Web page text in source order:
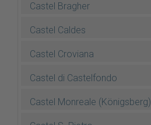
Castel Bragher
Castel Caldes
Castel Croviana
Castel di Castelfondo
Castel Monreale (Königsberg)